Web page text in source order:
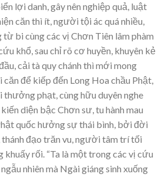
lợi danh, gây nên nghiệp quả, luật
căn thì ít, người tội ác quá nhiều,
bi cùng các vị Chơn Tiên lâm phàm
khổ, sau chỉ rõ cơ huyền, khuyên kẻ
cải tà quy chánh thì mới mong
để kiếp đến Long Hoa chầu Phật,
phạt, cùng hữu duyên nghe
diện bậc Chơn sư, tu hành mau
quốc hưởng sự thái bình, bởi đời
thánh đạo trăn vu, người tâm trí tối
rối. “Ta là một trong các vị cứu
nhiên mà Ngài giáng sinh xuống